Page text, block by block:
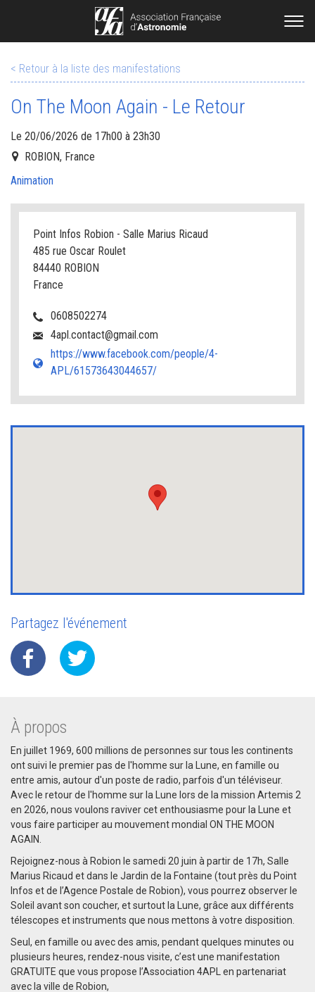
< Retour à la liste des manifestations
On The Moon Again - Le Retour
Le 20/06/2026 de 17h00 à 23h30
ROBION, France
Animation
Point Infos Robion - Salle Marius Ricaud
485 rue Oscar Roulet
84440 ROBION
France
0608502274
4apl.contact@gmail.com
https://www.facebook.com/people/4-
APL/61573643044657/
Partagez l'événement
À propos
En juillet 1969, 600 millions de personnes sur tous les continents
ont suivi le premier pas de l'homme sur la Lune, en famille ou
entre amis, autour d'un poste de radio, parfois d'un téléviseur.
Avec le retour de l'homme sur la Lune lors de la mission Artemis 2
en 2026, nous voulons raviver cet enthousiasme pour la Lune et
vous faire participer au mouvement mondial ON THE MOON
AGAIN.
Rejoignez-nous à Robion le samedi 20 juin à partir de 17h, Salle
Marius Ricaud et dans le Jardin de la Fontaine (tout près du Point
Infos et de l’Agence Postale de Robion), vous pourrez observer le
Soleil avant son coucher, et surtout la Lune, grâce aux différents
télescopes et instruments que nous mettons à votre disposition.
Seul, en famille ou avec des amis, pendant quelques minutes ou
plusieurs heures, rendez-nous visite, c’est une manifestation
GRATUITE que vous propose l’Association 4APL en partenariat
avec la ville de Robion,